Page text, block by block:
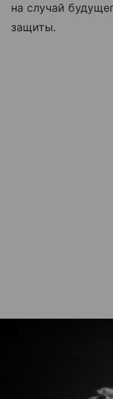
на случай
защиты.